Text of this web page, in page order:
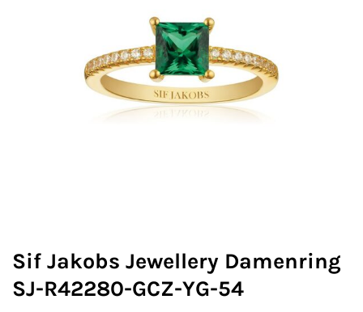
Sif Jakobs Jewellery Damenring
SJ-R42280-GCZ-YG-54